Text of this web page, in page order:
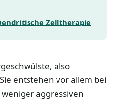
Zelltherapie
also
entstehen vor allem bei
aggressiven